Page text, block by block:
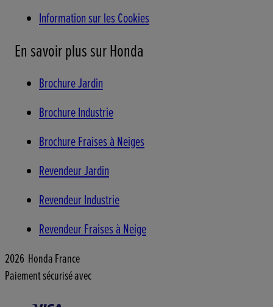
Information sur les Cookies
En savoir plus sur Honda
Brochure Jardin
Brochure Industrie
Brochure Fraises à Neiges
Revendeur Jardin
Revendeur Industrie
Revendeur Fraises à Neige
2026 Honda France
Paiement sécurisé avec